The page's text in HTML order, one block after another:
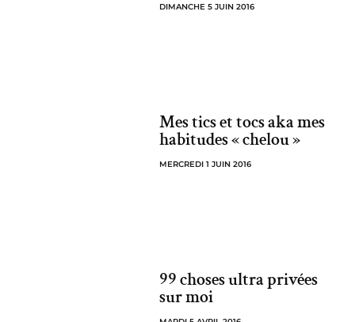
DIMANCHE 5 JUIN 2016
Mes tics et tocs aka mes
habitudes « chelou »
MERCREDI 1 JUIN 2016
99 choses ultra privées
sur moi